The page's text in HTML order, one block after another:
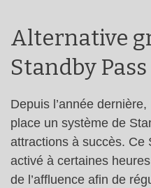
Alternative
Standby Pass
Depuis l’année
place un système de
attractions à succès. Ce
activé à certaines
de l’affluence afin de